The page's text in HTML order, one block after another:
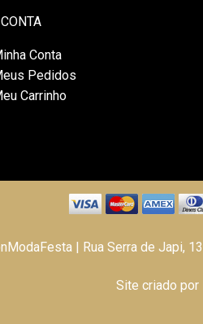
Conta
Pedidos
Carrinho
| Rua Serra de Japi,
Site criado por